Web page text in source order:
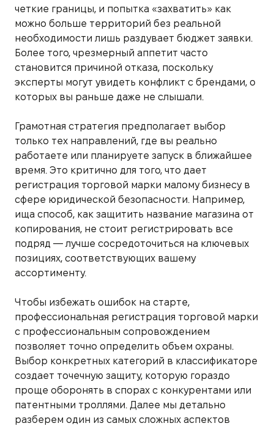
четкие границы, и попытка «захватить» как
можно больше территорий без реальной
необходимости лишь раздувает бюджет заявки.
Более того, чрезмерный аппетит часто
становится причиной отказа, поскольку
эксперты могут увидеть конфликт с брендами, о
которых вы раньше даже не слышали.
Грамотная стратегия предполагает выбор
только тех направлений, где вы реально
работаете или планируете запуск в ближайшее
время. Это критично для того, что дает
регистрация торговой марки малому бизнесу в
сфере юридической безопасности. Например,
ища способ, как защитить название магазина от
копирования, не стоит регистрировать все
подряд — лучше сосредоточиться на ключевых
позициях, соответствующих вашему
ассортименту.
Чтобы избежать ошибок на старте,
профессиональная регистрация торговой марки
с профессиональным сопровождением
позволяет точно определить объем охраны.
Выбор конкретных категорий в классификаторе
создает точечную защиту, которую гораздо
проще оборонять в спорах с конкурентами или
патентными троллями. Далее мы детально
разберем один из самых сложных аспектов